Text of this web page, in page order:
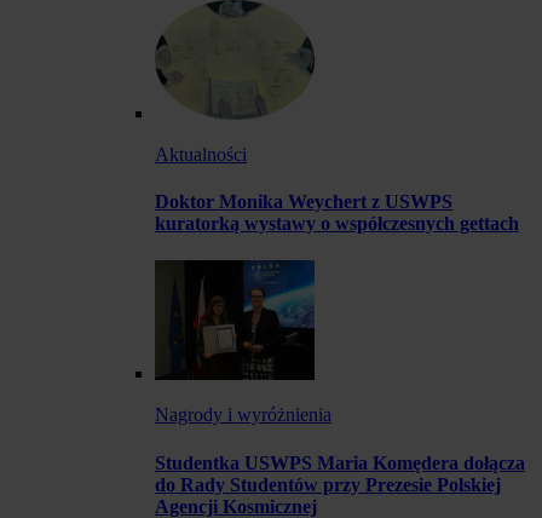
Aktualności
Doktor Monika Weychert z USWPS
kuratorką wystawy o współczesnych gettach
Nagrody i wyróżnienia
Studentka USWPS Maria Komędera dołącza
do Rady Studentów przy Prezesie Polskiej
Agencji Kosmicznej